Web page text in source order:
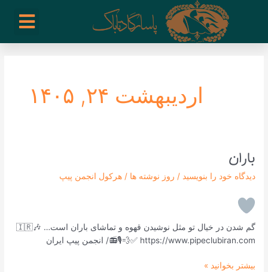
اردیبهشت ۲۴, ۱۴۰۵
باران
دیدگاه‌ خود را بنویسید / روز نوشته ها /هرکول انجمن پیپ
گم شدن در خیال تو مثل نوشیدن قهوه و تماشای باران است… 🇮🇷🎶
📻🎙💨✅ https://www.pipeclubiran.com/ انجمن پیپ ایران
باران
بیشتر بخوانید »